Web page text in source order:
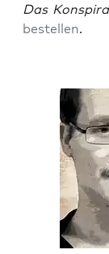
Das
bestel­len.